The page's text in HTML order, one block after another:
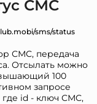
СМС
sms/status
СМС, передача
Отсылать можно
100
запросе
где id - ключ СМС,